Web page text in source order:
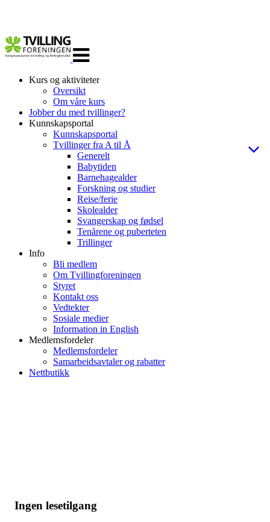
navigasjon
Kurs og aktiviteter
Oversikt
Om våre kurs
Jobber du med tvillinger?
Kunnskapsportal
Kunnskapsportal
Tvillinger fra A til Å
Generelt
Babytiden
Barnehagealder
Forskning og studier
Reise/ferie
Skolealder
Svangerskap og fødsel
Tenårene og puberteten
Trillinger
Info
Bli medlem
Om Tvillingforeningen
Styret
Kontakt oss
Vedtekter
Sosiale medier
Information in English
Medlemsfordeler
Medlemsfordeler
Samarbeidsavtaler og rabatter
Nettbutikk
Ingen lesetilgang